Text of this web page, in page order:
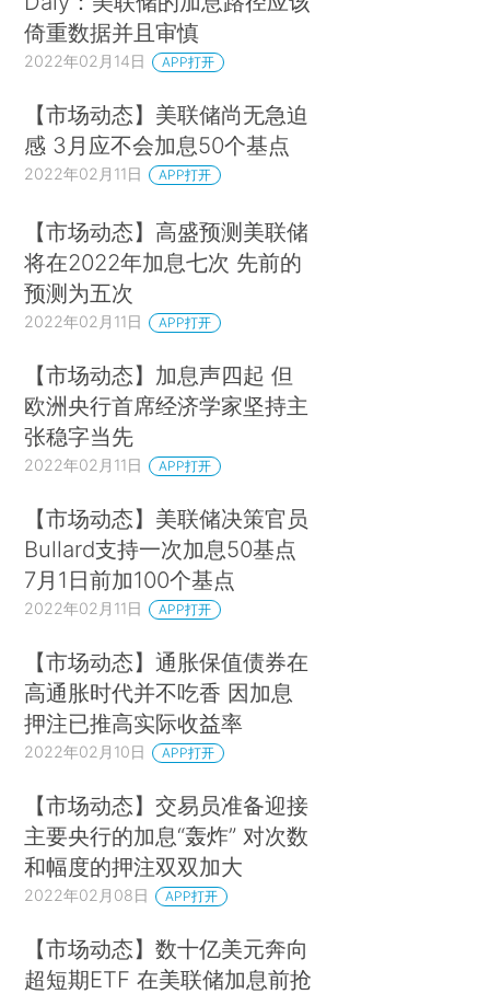
倚重数据并且审慎
2022年02月14日 APP打开
【市场动态】美联储尚无急迫
感 3月应不会加息50个基点
2022年02月11日 APP打开
【市场动态】高盛预测美联储
将在2022年加息七次 先前的
预测为五次
2022年02月11日 APP打开
【市场动态】加息声四起 但
欧洲央行首席经济学家坚持主
张稳字当先
2022年02月11日 APP打开
【市场动态】美联储决策官员
Bullard支持一次加息50基点
7月1日前加100个基点
2022年02月11日 APP打开
【市场动态】通胀保值债券在
高通胀时代并不吃香 因加息
押注已推高实际收益率
2022年02月10日 APP打开
【市场动态】交易员准备迎接
主要央行的加息“轰炸” 对次数
和幅度的押注双双加大
2022年02月08日 APP打开
【市场动态】数十亿美元奔向
超短期ETF 在美联储加息前抢